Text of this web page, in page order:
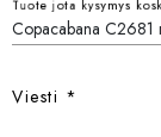
Tuote jota kysymys
Viesti *